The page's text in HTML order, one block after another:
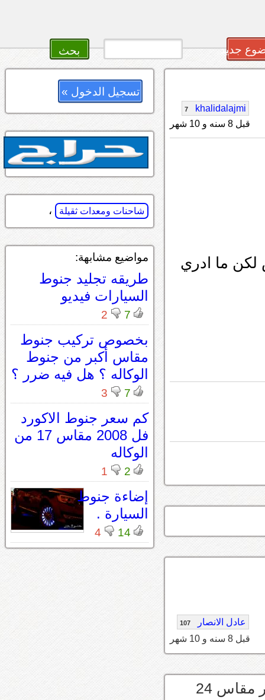
جديد
khalidalajmi
7
قبل 8 سنه و 10 شهر
لكن ما ادري
عادل الانصار 107
قبل 8 سنه و 10 شهر
هذي الجنوط اللي تجي في القلابات والتيادر مقاس 24
تسجيل الدخول »
شاحنات ومعدات ثقيلة ،
مواضيع مشابهة:
طريقه تجليد جنوط
السيارات فيديو
7
2
بخصوص تركيب جنوط
مقاس أكبر من جنوط
الوكاله ؟ هل فيه ضرر ؟
7
3
كم سعر جنوط الاكورد
فل 2008 مقاس 17 من
الوكاله
2
1
إضاءة جنوط
السيارة .
14
4